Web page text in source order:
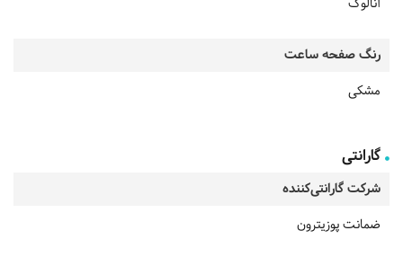
رنگ صفحه ساعت
مشکی
گارانتی
شرکت گارانتی‌کننده
ضمانت پوزیترون